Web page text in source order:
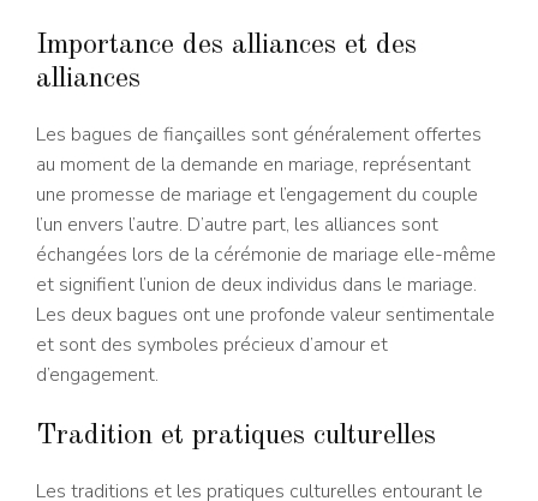
Importance des alliances et des
alliances
Les bagues de fiançailles sont généralement offertes
au moment de la demande en mariage, représentant
une promesse de mariage et l’engagement du couple
l’un envers l’autre. D’autre part, les alliances sont
échangées lors de la cérémonie de mariage elle-même
et signifient l’union de deux individus dans le mariage.
Les deux bagues ont une profonde valeur sentimentale
et sont des symboles précieux d’amour et
d’engagement.
Tradition et pratiques culturelles
Les traditions et les pratiques culturelles entourant le